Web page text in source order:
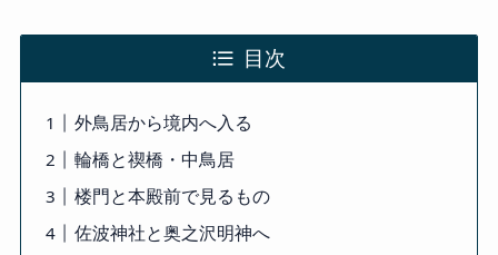
目次
外鳥居から境内へ入る
輪橋と禊橋・中鳥居
楼門と本殿前で見るもの
佐波神社と奥之沢明神へ